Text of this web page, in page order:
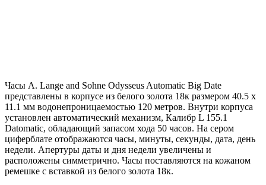
Часы A. Lange and Sohne Odysseus Automatic Big Date
представлены в корпусе из белого золота 18к размером 40.5 х
11.1 мм водонепроницаемостью 120 метров. Внутри корпуса
установлен автоматический механизм, Калибр L 155.1
Datomatic, обладающий запасом хода 50 часов. На сером
циферблате отображаются часы, минуты, секунды, дата, день
недели. Апертуры даты и дня недели увеличены и
расположены симметрично. Часы поставляются на кожаном
ремешке с вставкой из белого золота 18к.